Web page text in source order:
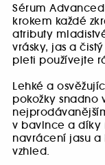
Sérum
krokem každé
atributy
vrásky, jas a
pleti používejte
Lehké a
pokožky snadno
v bavlnce a díky
navrácení jasu a
vzhled.